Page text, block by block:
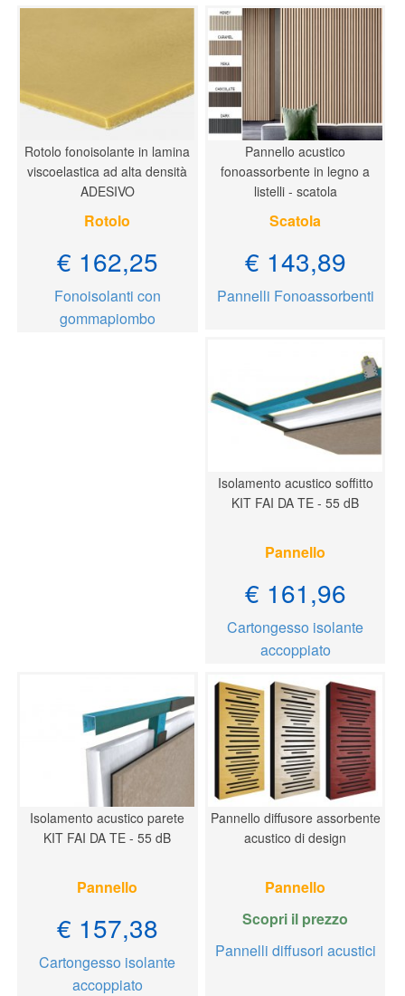
Rotolo fonoisolante in lamina
viscoelastica ad alta densità
ADESIVO
Rotolo
€ 162,25
Fonoisolanti con
gommapiombo
Pannello acustico
fonoassorbente in legno a
listelli - scatola
Scatola
€ 143,89
Pannelli Fonoassorbenti
Isolamento acustico soffitto
KIT FAI DA TE - 55 dB
Pannello
€ 161,96
Cartongesso isolante
accoppiato
Isolamento acustico parete
KIT FAI DA TE - 55 dB
Pannello
€ 157,38
Cartongesso isolante
accoppiato
Pannello diffusore assorbente
acustico di design
Pannello
Scopri il prezzo
Pannelli diffusori acustici